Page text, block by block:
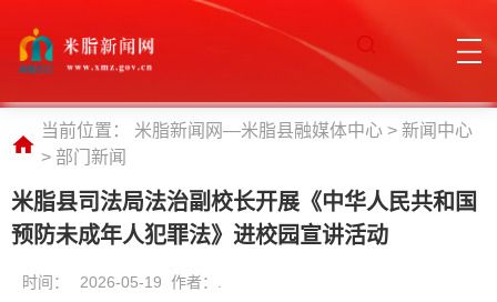
当前位置： 米脂新闻网—米脂县融媒体中心 > 新闻中心
> 部门新闻
米脂县司法局法治副校长开展《中华人民共和国
预防未成年人犯罪法》进校园宣讲活动
时间： 2026-05-19 作者：.